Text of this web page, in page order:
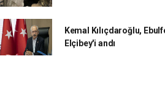
Kemal Kılıçdaroğlu,
Elçibey'i andı